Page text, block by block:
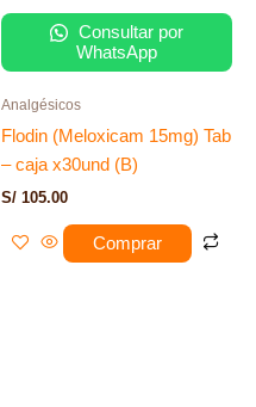
Consultar por
WhatsApp
Analgésicos
Flodin (Meloxicam 15mg) Tab
– caja x30und (B)
S/ 105.00
Comprar